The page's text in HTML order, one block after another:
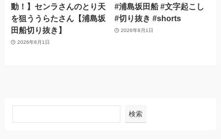
動！】センラさんのとり天
を狙ううらたさん【浦島坂
田船切り抜き】
2026年8月1日
#浦島坂田船 #文字起こし
#切り抜き #shorts
2026年8月1日
検索